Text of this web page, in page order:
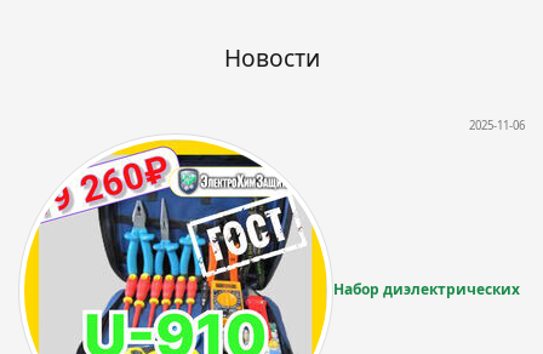
Новости
2025-11-06
Набор диэлектрических